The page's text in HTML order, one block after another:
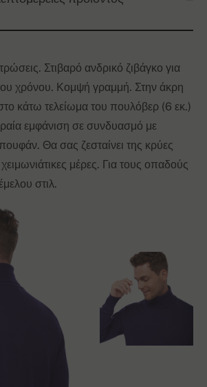
Στιβαρό ανδρικό ζιβάγκο για
χρόνου. Κομψή γραμμή. Στην άκρη
κάτω τελείωμα του πουλόβερ (6 εκ.)
εμφάνιση σε συνδυασμό με
Θα σας ζεσταίνει της κρύες
μέρες. Για τους οπαδούς
στιλ.